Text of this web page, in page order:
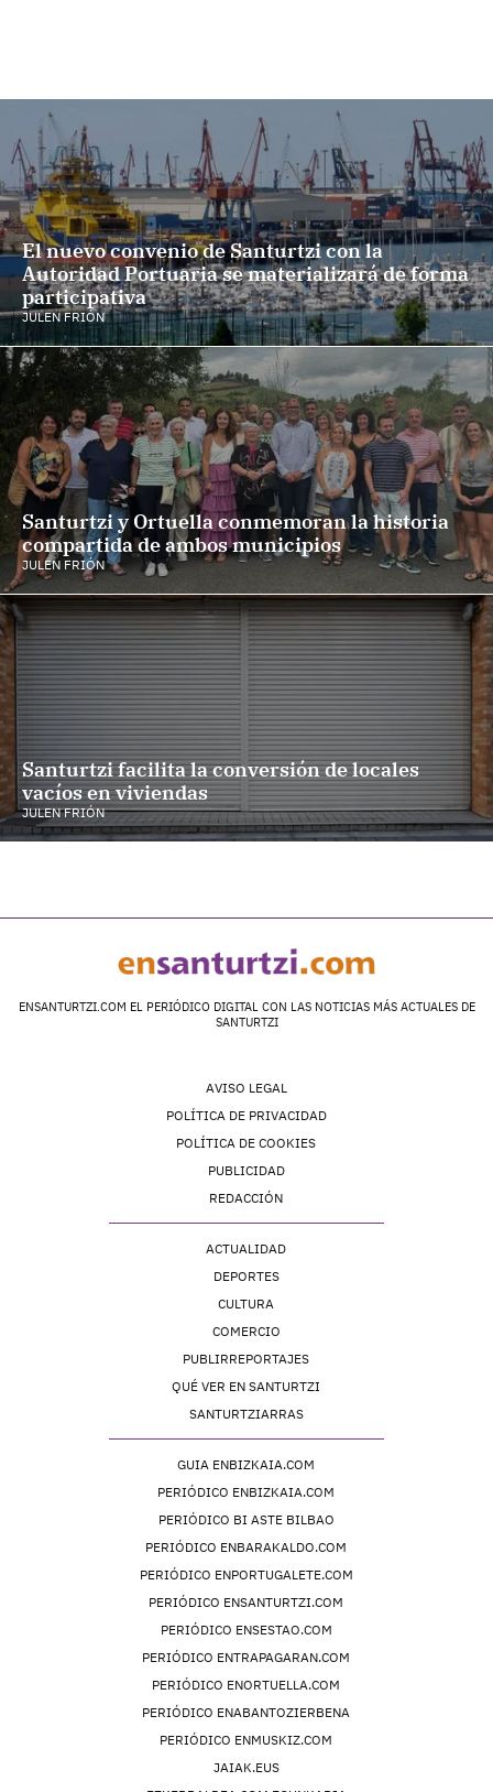
El nuevo convenio de Santurtzi con la
Autoridad Portuaria se materializará de forma
participativa
JULEN FRIÓN
Santurtzi y Ortuella conmemoran la historia
compartida de ambos municipios
JULEN FRIÓN
Santurtzi facilita la conversión de locales
vacíos en viviendas
JULEN FRIÓN
ENSANTURTZI.COM EL PERIÓDICO DIGITAL CON LAS NOTICIAS MÁS ACTUALES DE
SANTURTZI
AVISO LEGAL
POLÍTICA DE PRIVACIDAD
POLÍTICA DE COOKIES
PUBLICIDAD
REDACCIÓN
ACTUALIDAD
DEPORTES
CULTURA
COMERCIO
PUBLIRREPORTAJES
QUÉ VER EN SANTURTZI
SANTURTZIARRAS
GUIA ENBIZKAIA.COM
PERIÓDICO ENBIZKAIA.COM
PERIÓDICO BI ASTE BILBAO
PERIÓDICO ENBARAKALDO.COM
PERIÓDICO ENPORTUGALETE.COM
PERIÓDICO ENSANTURTZI.COM
PERIÓDICO ENSESTAO.COM
PERIÓDICO ENTRAPAGARAN.COM
PERIÓDICO ENORTUELLA.COM
PERIÓDICO ENABANTOZIERBENA
PERIÓDICO ENMUSKIZ.COM
JAIAK.EUS